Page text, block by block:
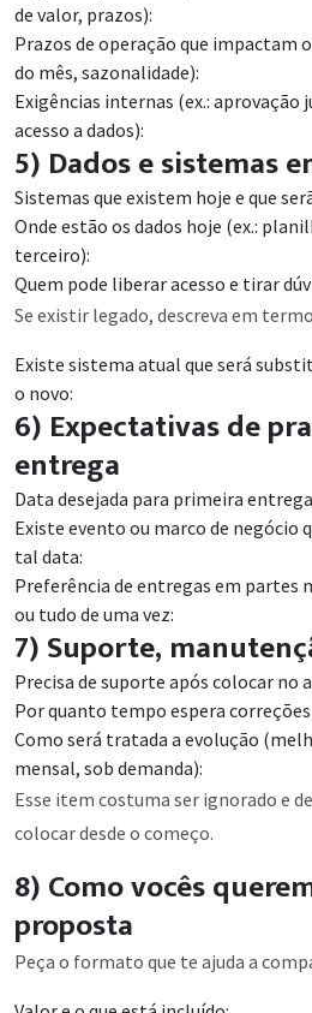
de valor, prazos):
Prazos de operação que impactam
do mês, sazonalidade):
Exigências internas (ex.: aprovação
acesso a dados):
5) Dados e sistemas
Sistemas que existem hoje e que
Onde estão os dados hoje (ex.:
terceiro):
Quem pode liberar acesso e tirar
Se existir legado, descreva em
Existe sistema atual que será
o novo:
6) Expectativas de
entrega
Data desejada para primeira
Existe evento ou marco de negócio
tal data:
Preferência de entregas em partes
ou tudo de uma vez:
7) Suporte,
Precisa de suporte após colocar no
Por quanto tempo espera
Como será tratada a evolução
mensal, sob demanda):
Esse item costuma ser ignorado e
colocar desde o começo.
8) Como vocês
proposta
Peça o formato que te ajuda a